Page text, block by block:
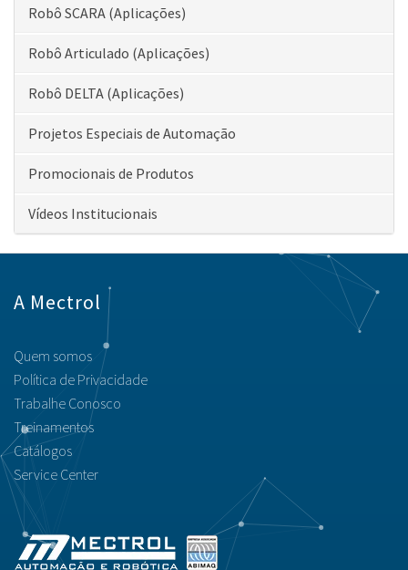
Robô SCARA (Aplicações)
Robô Articulado (Aplicações)
Robô DELTA (Aplicações)
Projetos Especiais de Automação
Promocionais de Produtos
Vídeos Institucionais
A Mectrol
Quem somos
Política de Privacidade
Trabalhe Conosco
Treinamentos
Catálogos
Service Center